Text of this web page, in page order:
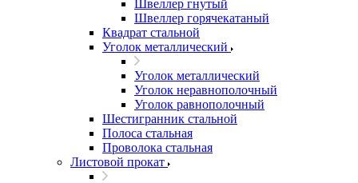
Швеллер гнутый
Швеллер горячекатаный
Квадрат стальной
Уголок металлический
Уголок металлический
Уголок неравнополочный
Уголок равнополочный
Шестигранник стальной
Полоса стальная
Проволока стальная
Листовой прокат